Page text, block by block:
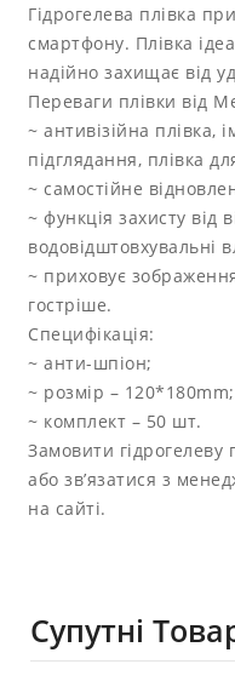
Гідрогелева плівка
смартфону. Плівка
надійно захищає від
Переваги плівки від
~ антивізійна плівка,
підглядання, плівка
~ самостійне
~ функція захисту від
водовідштовхувальні
~ приховує
гостріше.
Специфікація:
~ анти-шпіон;
~ розмір – 120*180mm;
~ комплект – 50 шт.
Замовити
або зв’язатися з
на сайті.
Супутні